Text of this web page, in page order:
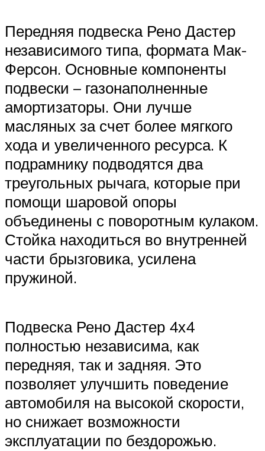
Передняя подвеска Рено Дастер
независимого типа, формата Мак-
Ферсон. Основные компоненты
подвески – газонаполненные
амортизаторы. Они лучше
масляных за счет более мягкого
хода и увеличенного ресурса. К
подрамнику подводятся два
треугольных рычага, которые при
помощи шаровой опоры
объединены с поворотным кулаком.
Стойка находиться во внутренней
части брызговика, усилена
пружиной.
Подвеска Рено Дастер 4х4
полностью независима, как
передняя, так и задняя. Это
позволяет улучшить поведение
автомобиля на высокой скорости,
но снижает возможности
эксплуатации по бездорожью.